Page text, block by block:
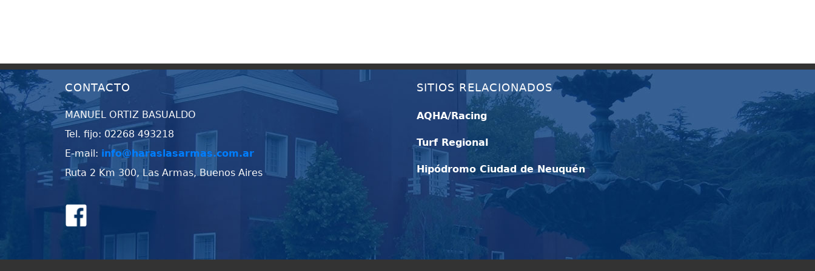
CONTACTO
MANUEL ORTIZ BASUALDO
Tel. fijo: 02268 493218
E-mail: info@haraslasarmas.com.ar
Ruta 2 Km 300, Las Armas, Buenos Aires
SITIOS RELACIONADOS
AQHA/Racing
Turf Regional
Hipódromo Ciudad de Neuquén